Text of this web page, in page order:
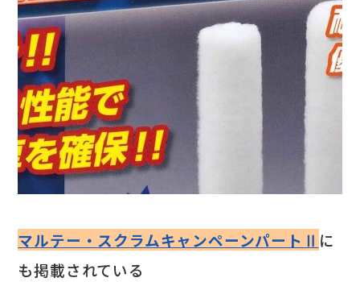
マルテー・スクラムキャンペーンパートⅡ に
も掲載されている